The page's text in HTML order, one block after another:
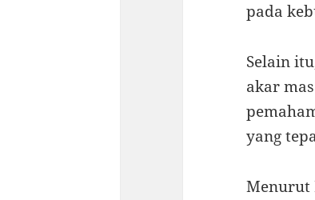
pada
Selain
akar
yang
Menurut